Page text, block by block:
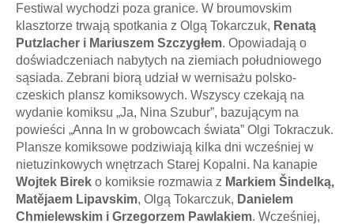
Festiwal wychodzi poza granice. W broumovskim
klasztorze trwają spotkania z Olgą Tokarczuk, Renatą
Putzlacher i Mariuszem Szczygłem. Opowiadają o
doświadczeniach nabytych na ziemiach południowego
sąsiada. Zebrani biorą udział w wernisażu polsko-
czeskich plansz komiksowych. Wszyscy czekają na
wydanie komiksu „Ja, Nina Szubur”, bazującym na
powieści „Anna In w grobowcach świata” Olgi Tokraczuk.
Plansze komiksowe podziwiają kilka dni wcześniej w
nietuzinkowych wnętrzach Starej Kopalni. Na kanapie
Wojtek Birek o komiksie rozmawia z Markiem Šindelką,
Matějaem Lipavskim, Olgą Tokarczuk, Danielem
Chmielewskim i Grzegorzem Pawlakiem. Wcześniej,